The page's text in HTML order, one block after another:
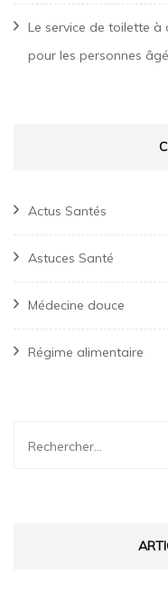
Le service de toilette
pour les personnes
Actus Santés
Astuces Santé
Médecine douce
Régime alimentaire
Rechercher :